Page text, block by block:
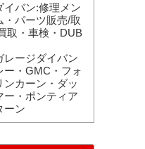
イバン:修理メン
パーツ販売/取
取・車検・DUB
レージダイバン
ー・GMC・フォ
ンカーン・ダッ
ー・ポンティア
ーン